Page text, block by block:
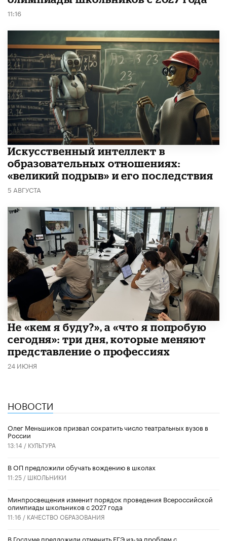
11:16
​Искусственный интеллект в
образовательных отношениях:
«великий подрыв» и его последствия
5 АВГУСТА
Не «кем я буду?», а «что я попробую
сегодня»: три дня, которые меняют
представление о профессиях
24 ИЮНЯ
НОВОСТИ
Олег Меньшиков призвал сократить число театральных вузов в
России
13:14 / КУЛЬТУРА
В ОП предложили обучать вождению в школах
11:25 / ШКОЛЬНИКИ
Минпросвещения изменит порядок проведения Всероссийской
олимпиады школьников с 2027 года
11:16 / КАЧЕСТВО ОБРАЗОВАНИЯ
В Госдуме предложили отменить ЕГЭ из-за проблем с